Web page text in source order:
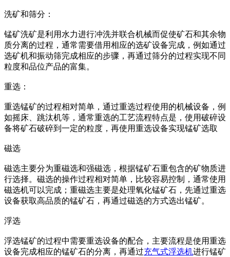
洗矿和筛分：
锰矿洗矿是利用水力进行冲洗并联合机械而促使矿石和其余物
质分离的过程，通常需要借用相应的选矿设备完成，例如通过
选矿机和振动筛完成相应的步骤，再通过筛分的过程实现不同
粒度和品位产品的富集。
重选：
重选锰矿的过程相对简单，通过重选过程使用的机械设备，例
如摇床、跳汰机等，通常重选的工艺流程特点是，使用破碎设
备将矿石破碎到一定的粒度，再使用重选设备实现锰矿选取
磁选
磁选主要分为重磁选和强磁选，根据锰矿石重包含的矿物质进
行选择。磁选的操作过程相对简单，比较容易控制，通常使用
磁选机可以完成；重磁选主要是处理氧化锰矿石，先通过重选
设备获取高品质的锰矿石，再通过磁选的方式选出锰矿。
浮选
浮选锰矿的过程中需要重选设备的配合，主要流程是使用重选
设备完成相应的锰矿石的分离，再通过充气式浮选机进行锰矿